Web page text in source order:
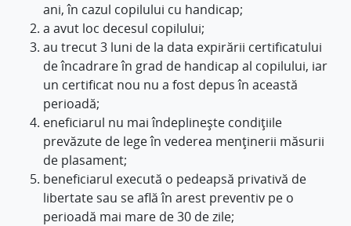
ani, în cazul copilului cu handicap;
a avut loc decesul copilului;
au trecut 3 luni de la data expirării certificatului
de încadrare în grad de handicap al copilului, iar
un certificat nou nu a fost depus în această
perioadă;
eneficiarul nu mai îndeplineşte condiţiile
prevăzute de lege în vederea menţinerii măsurii
de plasament;
beneficiarul execută o pedeapsă privativă de
libertate sau se află în arest preventiv pe o
perioadă mai mare de 30 de zile;